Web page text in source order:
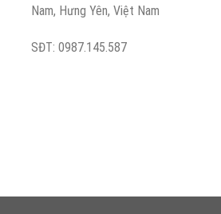
Nam, Hưng Yên, Việt Nam
SĐT: 0987.145.587